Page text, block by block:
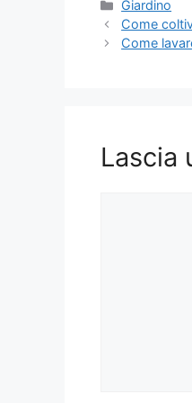
Categorie
Giardino
Come
Come
Lascia